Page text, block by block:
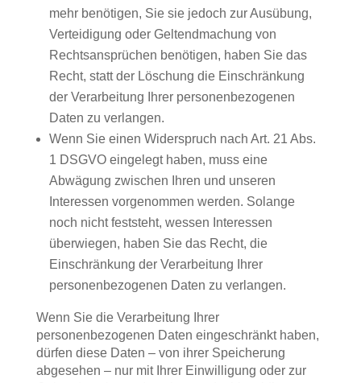
mehr benötigen, Sie sie jedoch zur Ausübung,
Verteidigung oder Geltendmachung von
Rechtsansprüchen benötigen, haben Sie das
Recht, statt der Löschung die Einschränkung
der Verarbeitung Ihrer personenbezogenen
Daten zu verlangen.
Wenn Sie einen Widerspruch nach Art. 21 Abs.
1 DSGVO eingelegt haben, muss eine
Abwägung zwischen Ihren und unseren
Interessen vorgenommen werden. Solange
noch nicht feststeht, wessen Interessen
überwiegen, haben Sie das Recht, die
Einschränkung der Verarbeitung Ihrer
personenbezogenen Daten zu verlangen.
Wenn Sie die Verarbeitung Ihrer
personenbezogenen Daten eingeschränkt haben,
dürfen diese Daten – von ihrer Speicherung
abgesehen – nur mit Ihrer Einwilligung oder zur